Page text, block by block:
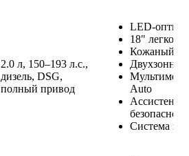
2.0 л, 150–193 л.с.,
дизель, DSG,
полный привод
LED-оптика
18"
Кожаный
Auto
Система